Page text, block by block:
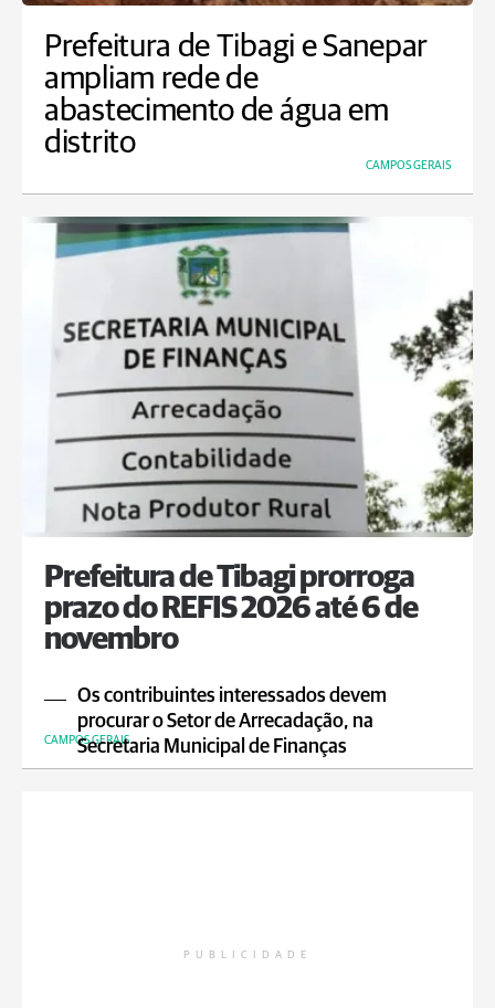
Prefeitura de Tibagi e Sanepar
ampliam rede de
abastecimento de água em
distrito
CAMPOS GERAIS
Prefeitura de Tibagi prorroga
prazo do REFIS 2026 até 6 de
novembro
Os contribuintes interessados devem
procurar o Setor de Arrecadação, na
Secretaria Municipal de Finanças
CAMPOS GERAIS
PUBLICIDADE